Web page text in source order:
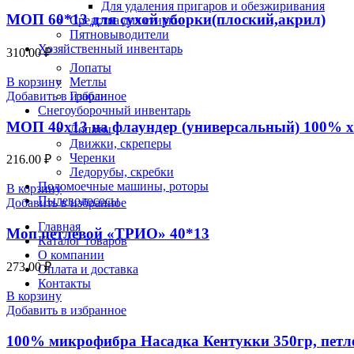
Для удаления пригаров и обезжиривания
Средства для стирки
Пятновыводители
Хозяйственный инвентарь
Лопаты
Метлы
Грабли
Снегоуборочный инвентарь
Лопаты
Движки, скреперы
Черенки
Ледорубы, скребки
Поломоечные машины, роторы
Пылеводососы
Главная
Каталог товаров
О компании
Оплата и доставка
Контакты
МОП 60*13 для сухой уборки(плоский,акрил)
310.00₽
В корзину
Добавить в избранное
МОП 40х13 на флаундер (универсальный) 100%
216.00 ₽
В корзину
Добавить в избранное
Моп петлевой «ТРИО» 40*13
273.00₽
В корзину
Добавить в избранное
100% микрофибра Насадка Кентукки 350гр,